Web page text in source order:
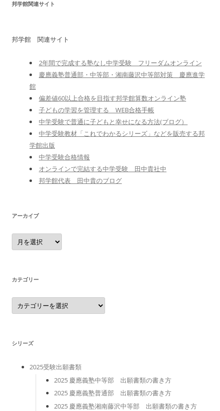
邦学館関連サイト
邦学館 関連サイト
2年間で完成する塾なし中学受験 フリーダムオンライン
慶應義塾普通部・中等部・湘南藤沢中等部対策 慶應進学
館
偏差値60以上合格を目指す邦学館算数オンライン塾
子どもの学習を管理する WEB合格手帳
中学受験で普通に子どもと幸せになる方法(ブログ）
中学受験教材「これでわかるシリーズ」などを販売する邦
学館出版
中学受験合格情報
オンラインで完結する中学受験 田中貴社中
邦学館代表 田中貴のブログ
アーカイブ
ア
ー
カ
カテゴリー
カ
テ
ゴ
シリーズ
2025受験出願書類
2025 慶應義塾中等部 出願書類の書き方
2025 慶應義塾普通部 出願書類の書き方
2025 慶應義塾湘南藤沢中等部 出願書類の書き方